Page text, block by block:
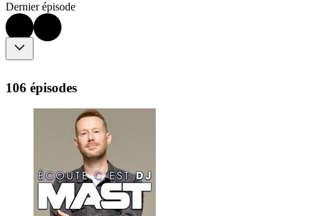
Dernier épisode
106 épisodes